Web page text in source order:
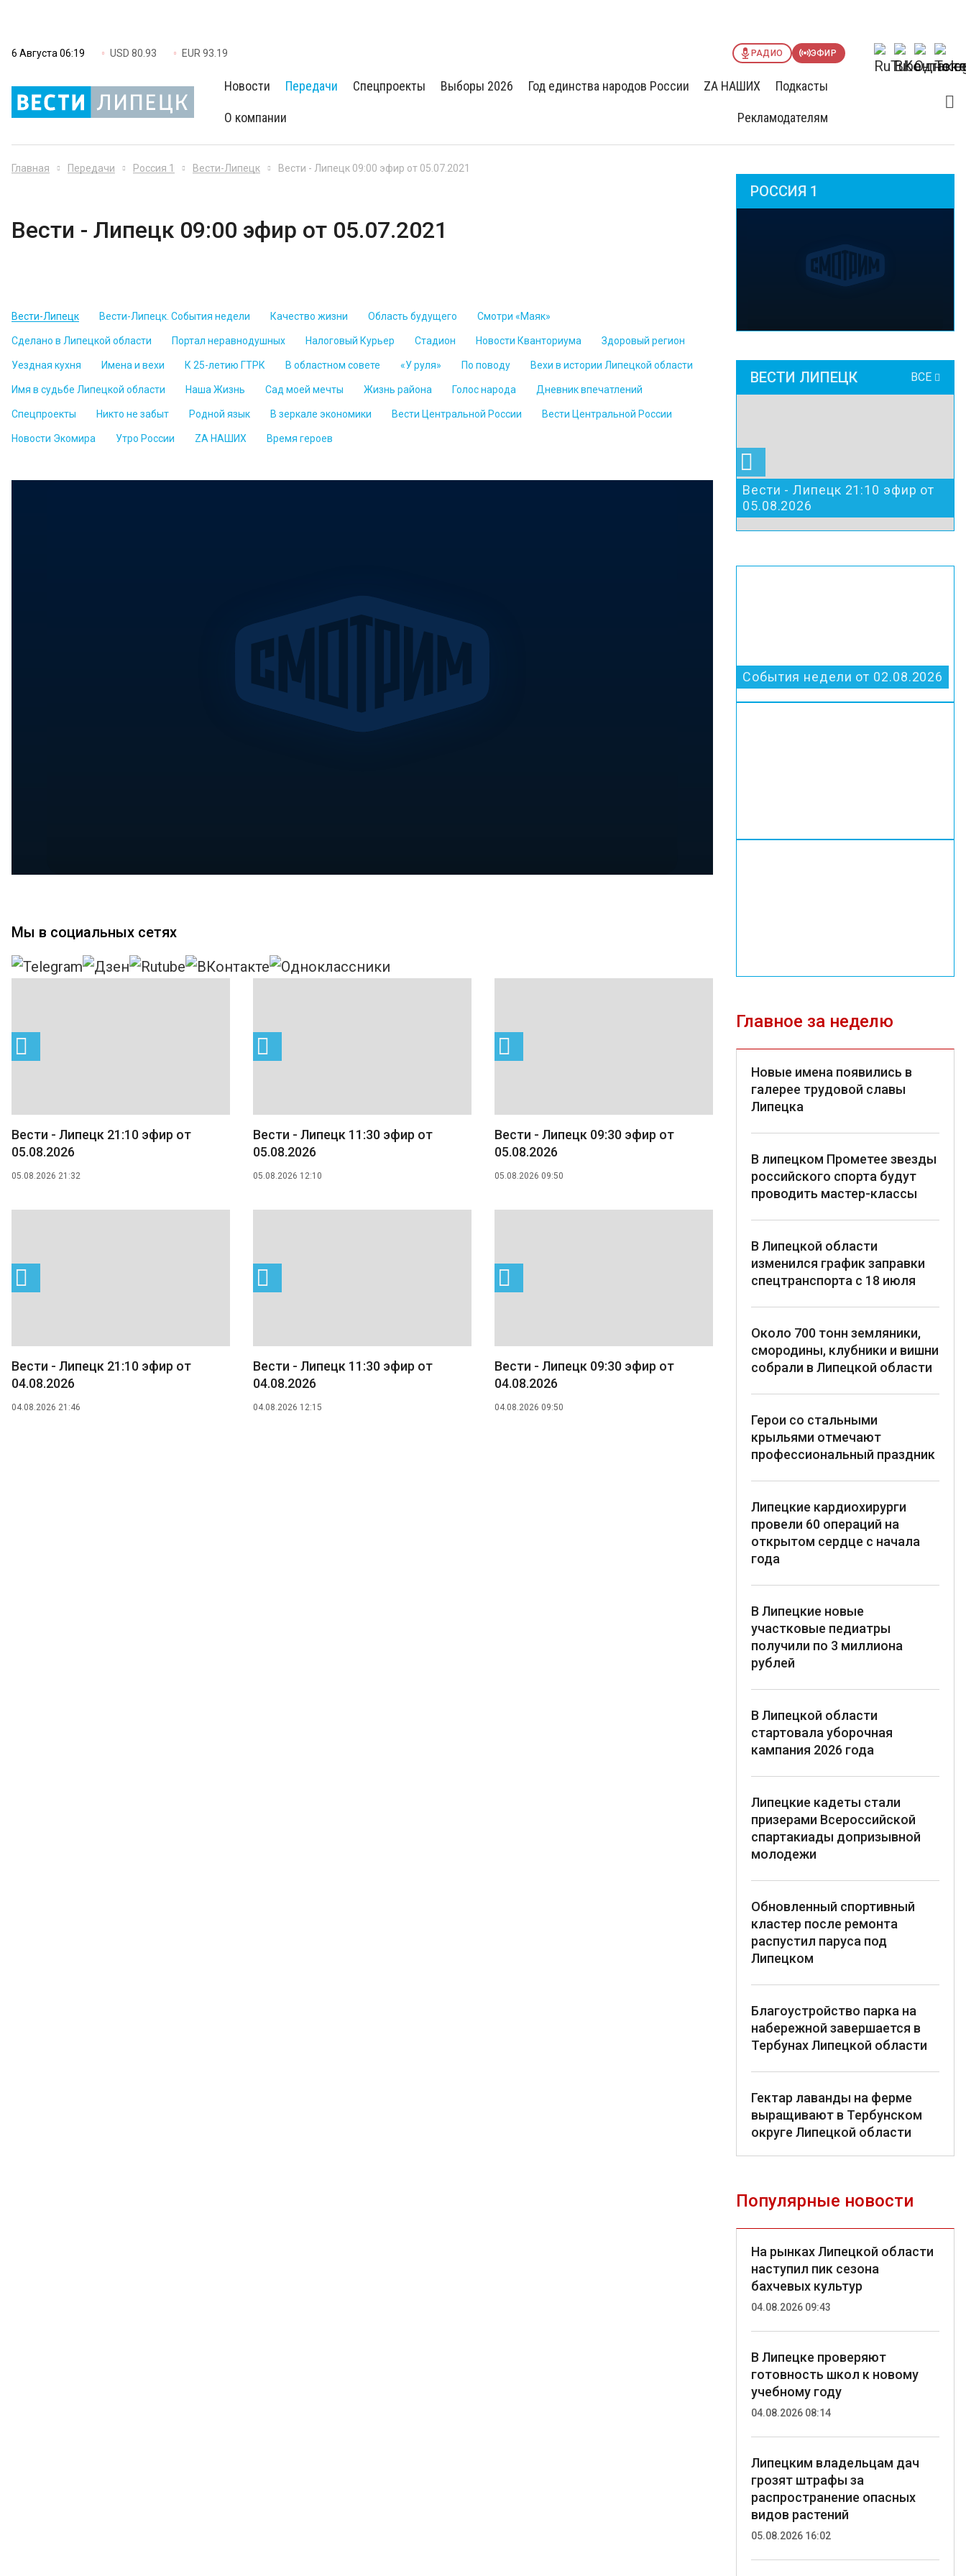
6 Августа 06:19 USD 80.93 EUR 93.19 РАДИО ЭФИР
Новости Передачи Спецпроекты Выборы 2026 Год единства народов России ZА НАШИХ Подкасты
О компании Рекламодателям
Главная Передачи Россия 1 Вести-Липецк Вести - Липецк 09:00 эфир от 05.07.2021
Вести - Липецк 09:00 эфир от 05.07.2021
Вести-Липецк Вести-Липецк. События недели Качество жизни Область будущего Смотри «Маяк»
Сделано в Липецкой области Портал неравнодушных Налоговый Курьер Стадион Новости Кванториума Здоровый регион
Уездная кухня Имена и вехи К 25-летию ГТРК В областном совете «У руля» По поводу Вехи в истории Липецкой области
Имя в судьбе Липецкой области Наша Жизнь Сад моей мечты Жизнь района Голос народа Дневник впечатлений
Спецпроекты Никто не забыт Родной язык В зеркале экономики Вести Центральной России Вести Центральной России
Новости Экомира Утро России ZА НАШИХ Время героев
Мы в социальных сетях
Вести - Липецк 21:10 эфир от
05.08.2026
05.08.2026 21:32
Вести - Липецк 11:30 эфир от
05.08.2026
05.08.2026 12:10
Вести - Липецк 09:30 эфир от
05.08.2026
05.08.2026 09:50
Вести - Липецк 21:10 эфир от
04.08.2026
04.08.2026 21:46
Вести - Липецк 11:30 эфир от
04.08.2026
04.08.2026 12:15
Вести - Липецк 09:30 эфир от
04.08.2026
04.08.2026 09:50
РОССИЯ 1
ВЕСТИ ЛИПЕЦК ВСЕ
Вести - Липецк 21:10 эфир от
05.08.2026
События недели от 02.08.2026
Главное за неделю
Новые имена появились в
галерее трудовой славы
Липецка
В липецком Прометее звезды
российского спорта будут
проводить мастер-классы
В Липецкой области
изменился график заправки
спецтранспорта с 18 июля
Около 700 тонн земляники,
смородины, клубники и вишни
собрали в Липецкой области
Герои со стальными
крыльями отмечают
профессиональный праздник
Липецкие кардиохирурги
провели 60 операций на
открытом сердце с начала
года
В Липецкие новые
участковые педиатры
получили по 3 миллиона
рублей
В Липецкой области
стартовала уборочная
кампания 2026 года
Липецкие кадеты стали
призерами Всероссийской
спартакиады допризывной
молодежи
Обновленный спортивный
кластер после ремонта
распустил паруса под
Липецком
Благоустройство парка на
набережной завершается в
Тербунах Липецкой области
Гектар лаванды на ферме
выращивают в Тербунском
округе Липецкой области
Популярные новости
На рынках Липецкой области
наступил пик сезона
бахчевых культур
04.08.2026 09:43
В Липецке проверяют
готовность школ к новому
учебному году
04.08.2026 08:14
Липецким владельцам дач
грозят штрафы за
распространение опасных
видов растений
05.08.2026 16:02